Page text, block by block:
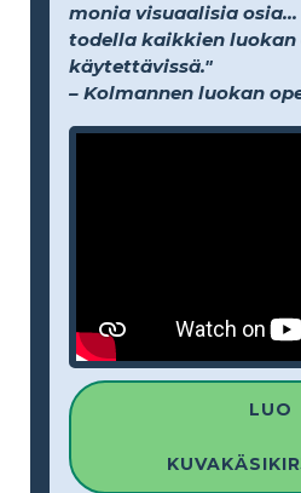
monia visuaalisia
todella kaikkien luokan
käytettävissä."
– Kolmannen luokan
LUO